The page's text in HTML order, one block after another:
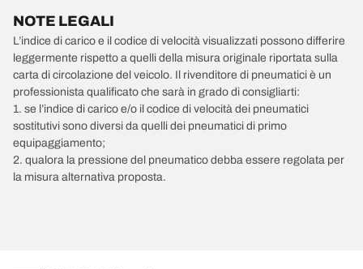
NOTE LEGALI
L’indice di carico e il codice di velocità visualizzati possono differire
leggermente rispetto a quelli della misura originale riportata sulla
carta di circolazione del veicolo. Il rivenditore di pneumatici è un
professionista qualificato che sarà in grado di consigliarti:
1. se l’indice di carico e/o il codice di velocità dei pneumatici
sostitutivi sono diversi da quelli dei pneumatici di primo
equipaggiamento;
2. qualora la pressione del pneumatico debba essere regolata per
la misura alternativa proposta.